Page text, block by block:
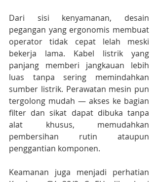
Dari sisi kenyamanan, desain
pegangan yang ergonomis membuat
operator tidak cepat lelah meski
bekerja lama. Kabel listrik yang
panjang memberi jangkauan lebih
luas tanpa sering memindahkan
sumber listrik. Perawatan mesin pun
tergolong mudah — akses ke bagian
filter dan sikat dapat dibuka tanpa
alat khusus, memudahkan
pembersihan rutin ataupun
penggantian komponen.
Keamanan juga menjadi perhatian